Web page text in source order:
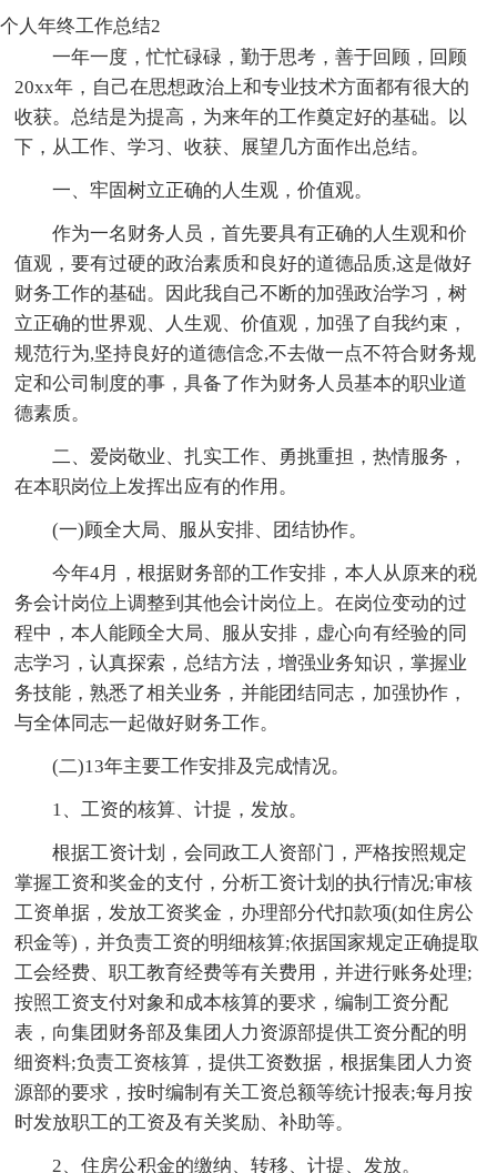
个人年终工作总结2
一年一度，忙忙碌碌，勤于思考，善于回顾，回顾
20xx年，自己在思想政治上和专业技术方面都有很大的
收获。总结是为提高，为来年的工作奠定好的基础。以
下，从工作、学习、收获、展望几方面作出总结。
一、牢固树立正确的人生观，价值观。
作为一名财务人员，首先要具有正确的人生观和价
值观，要有过硬的政治素质和良好的道德品质,这是做好
财务工作的基础。因此我自己不断的加强政治学习，树
立正确的世界观、人生观、价值观，加强了自我约束，
规范行为,坚持良好的道德信念,不去做一点不符合财务规
定和公司制度的事，具备了作为财务人员基本的职业道
德素质。
二、爱岗敬业、扎实工作、勇挑重担，热情服务，
在本职岗位上发挥出应有的作用。
(一)顾全大局、服从安排、团结协作。
今年4月，根据财务部的工作安排，本人从原来的税
务会计岗位上调整到其他会计岗位上。在岗位变动的过
程中，本人能顾全大局、服从安排，虚心向有经验的同
志学习，认真探索，总结方法，增强业务知识，掌握业
务技能，熟悉了相关业务，并能团结同志，加强协作，
与全体同志一起做好财务工作。
(二)13年主要工作安排及完成情况。
1、工资的核算、计提，发放。
根据工资计划，会同政工人资部门，严格按照规定
掌握工资和奖金的支付，分析工资计划的执行情况;审核
工资单据，发放工资奖金，办理部分代扣款项(如住房公
积金等)，并负责工资的明细核算;依据国家规定正确提取
工会经费、职工教育经费等有关费用，并进行账务处理;
按照工资支付对象和成本核算的要求，编制工资分配
表，向集团财务部及集团人力资源部提供工资分配的明
细资料;负责工资核算，提供工资数据，根据集团人力资
源部的要求，按时编制有关工资总额等统计报表;每月按
时发放职工的工资及有关奖励、补助等。
2、住房公积金的缴纳、转移、计提、发放。